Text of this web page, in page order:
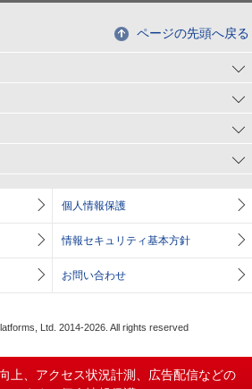
ページの先頭へ戻る
個人情報保護
情報セキュリティ基本方針
お問い合わせ
Ltd. 2014-2026. All rights reserved
上、アクセス状況計測、広告配信などの